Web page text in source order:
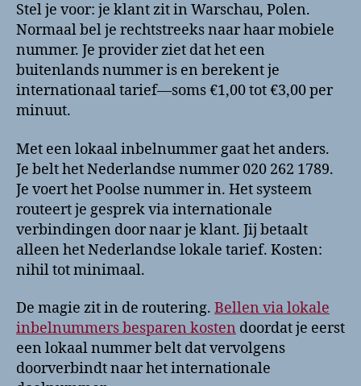
Stel je voor: je klant zit in Warschau, Polen.
Normaal bel je rechtstreeks naar haar mobiele
nummer. Je provider ziet dat het een
buitenlands nummer is en berekent je
internationaal tarief—soms €1,00 tot €3,00 per
minuut.
Met een lokaal inbelnummer gaat het anders.
Je belt het Nederlandse nummer 020 262 1789.
Je voert het Poolse nummer in. Het systeem
routeert je gesprek via internationale
verbindingen door naar je klant. Jij betaalt
alleen het Nederlandse lokale tarief. Kosten:
nihil tot minimaal.
De magie zit in de routering. Bellen via lokale
inbelnummers besparen kosten doordat je eerst
een lokaal nummer belt dat vervolgens
doorverbindt naar het internationale